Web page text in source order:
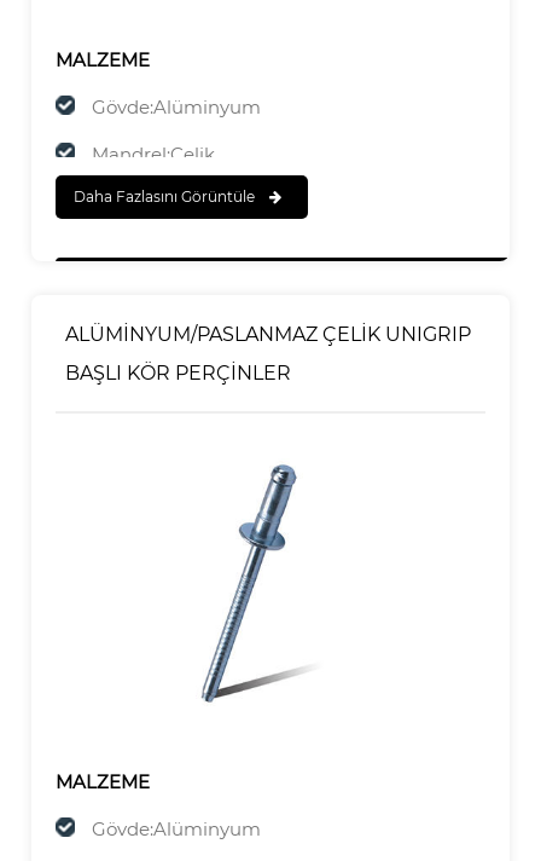
MALZEME
Gövde:Alüminyum
Mandrel:Çelik
SONA ERMEK
Daha Fazlasını Görüntüle
ALÜMİNYUM/PASLANMAZ ÇELİK UNIGRIP
BAŞLI KÖR PERÇİNLER
MALZEME
Gövde:Alüminyum